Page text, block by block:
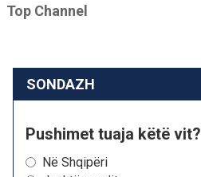
Top Channel
SONDAZH
Pushimet tuaja këtë vit?
Në Shqipëri